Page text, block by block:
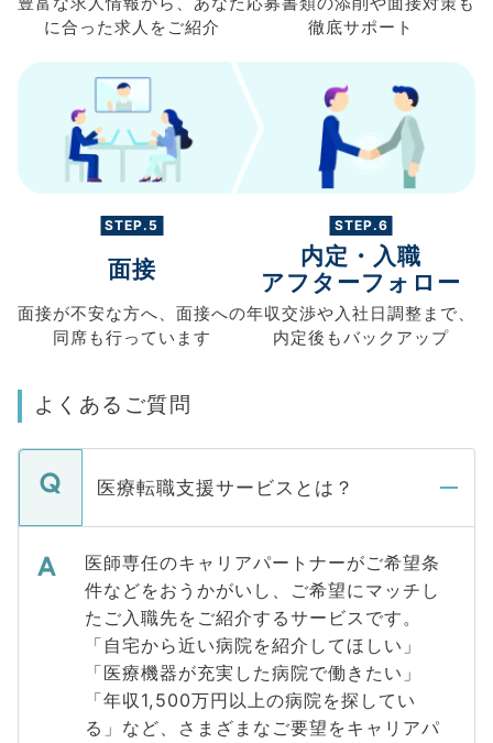
に合った求人を ご紹介
徹底サポート
STEP.5
面接
面接が不安な方へ、 面接への
同席も行っています
STEP.6
内定・入職
アフターフォロー
年収交渉や入社日調整まで、
内定後もバックアップ
よくあるご質問
医療転職支援サービスとは？
医師専任のキャリアパートナーがご希望条
件などをおうかがいし、ご希望にマッチし
たご入職先をご紹介するサービスです。
「自宅から近い病院を紹介してほしい」
「医療機器が充実した病院で働きたい」
「年収1,500万円以上の病院を探してい
る」など、さまざまなご要望をキャリアパ